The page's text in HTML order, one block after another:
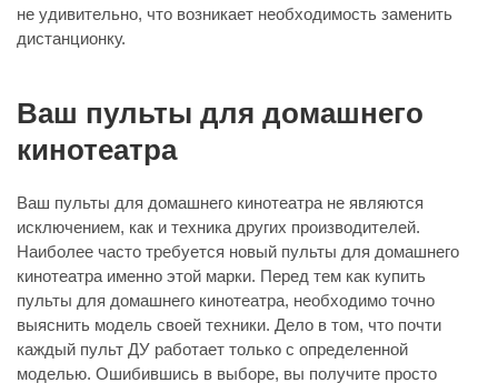
не удивительно, что возникает необходимость заменить
дистанционку.
Ваш пульты для домашнего
кинотеатра
Ваш пульты для домашнего кинотеатра не являются
исключением, как и техника других производителей.
Наиболее часто требуется новый пульты для домашнего
кинотеатра именно этой марки. Перед тем как купить
пульты для домашнего кинотеатра, необходимо точно
выяснить модель своей техники. Дело в том, что почти
каждый пульт ДУ работает только с определенной
моделью. Ошибившись в выборе, вы получите просто